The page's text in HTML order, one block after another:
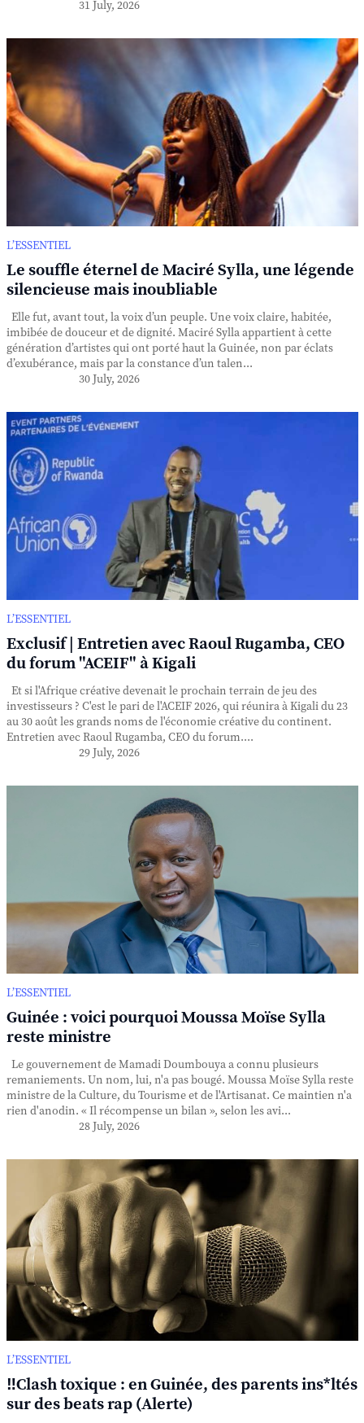
31 July, 2026
L’ESSENTIEL
Le souffle éternel de Maciré Sylla, une légende
silencieuse mais inoubliable
Elle fut, avant tout, la voix d’un peuple. Une voix claire, habitée,
imbibée de douceur et de dignité. Maciré Sylla appartient à cette
génération d’artistes qui ont porté haut la Guinée, non par éclats
d’exubérance, mais par la constance d’un talen...
30 July, 2026
L’ESSENTIEL
Exclusif | Entretien avec Raoul Rugamba, CEO
du forum "ACEIF" à Kigali
Et si l'Afrique créative devenait le prochain terrain de jeu des
investisseurs ? C'est le pari de l'ACEIF 2026, qui réunira à Kigali du 23
au 30 août les grands noms de l'économie créative du continent.
Entretien avec Raoul Rugamba, CEO du forum....
29 July, 2026
L’ESSENTIEL
Guinée : voici pourquoi Moussa Moïse Sylla
reste ministre
Le gouvernement de Mamadi Doumbouya a connu plusieurs
remaniements. Un nom, lui, n'a pas bougé. Moussa Moïse Sylla reste
ministre de la Culture, du Tourisme et de l'Artisanat. Ce maintien n'a
rien d'anodin. « Il récompense un bilan », selon les avi...
28 July, 2026
L’ESSENTIEL
‼️Clash toxique : en Guinée, des parents ins*ltés
sur des beats rap (Alerte)